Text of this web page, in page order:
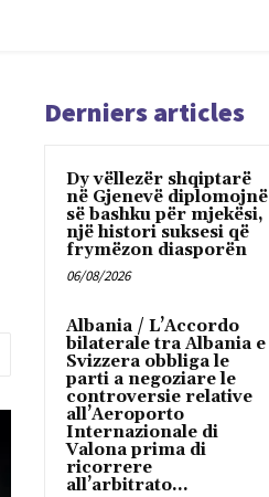
Derniers articles
Dy vëllezër shqiptarë
në Gjenevë diplomojnë
së bashku për mjekësi,
një histori suksesi që
frymëzon diasporën
06/08/2026
Albania / L’Accordo
bilaterale tra Albania e
Svizzera obbliga le
parti a negoziare le
controversie relative
all’Aeroporto
Internazionale di
Valona prima di
ricorrere
all’arbitrato...